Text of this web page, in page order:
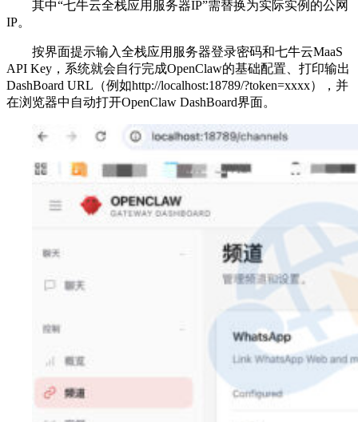
其中“七牛云全栈应用服务器IP”需替换为实际实例的公网
IP。
按界面提示输入全栈应用服务器登录密码和七牛云MaaS
API Key，系统就会自行完成OpenClaw的基础配置、打印输出
DashBoard URL（例如http://localhost:18789/?token=xxxx），并
在浏览器中自动打开OpenClaw DashBoard界面。